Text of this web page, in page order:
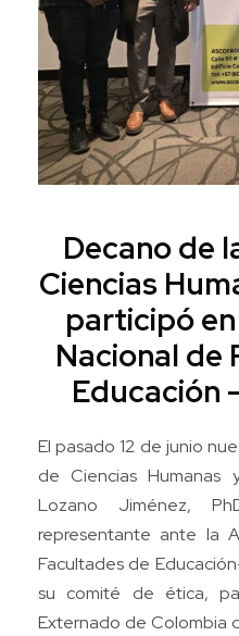
Decano de
Ciencias
participó
Nacional de
Educación
El pasado 12 de junio
de Ciencias Humanas
Lozano Jiménez,
representante ante la
Facultades de
su comité de ética,
Externado de Colombia